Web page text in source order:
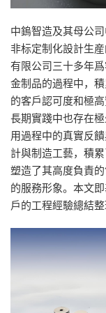
中鎢智造及其母公
非标定制化設計生
有限公司三十多年
金制品的過程中，
的客戶認可度和極
長期實踐中也存在
用過程中的真實反
計與制造工藝，積
塑造了其高度負責
的服務形象。本文
戶的工程經驗總結整